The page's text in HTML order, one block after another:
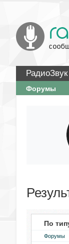
РадиоЗвук
Форумы
По
Форумы